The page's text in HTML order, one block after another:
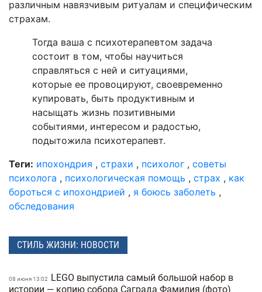
различным навязчивым ритуалам и специфическим
страхам.
Тогда ваша с психотерапевтом задача
состоит в том, чтобы научиться
справляться с ней и ситуациями,
которые ее провоцируют, своевременно
купировать, быть продуктивным и
насыщать жизнь позитивными
событиями, интересом и радостью,
подытожила психотерапевт.
Теги: ипохондрия , страхи , психолог , советы
психолога , психологическая помощь , страх , как
бороться с ипохондрией , я боюсь заболеть ,
обследования
СТИЛЬ ЖИЗНИ: НОВОСТИ
08 июня 13:02
LEGO выпустила самый большой набор в
истории — копию собора Саграда Фамилия (фото)